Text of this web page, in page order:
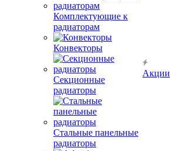
Комплектующие к
радиаторам
Конвекторы
Секционные
радиаторы
Стальные панельные
радиаторы
Акции